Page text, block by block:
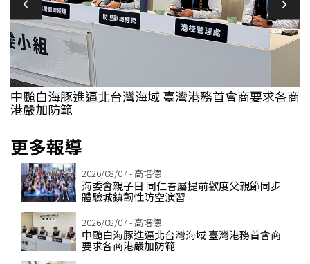
中颱白海豚進逼北台灣海域 臺灣港務首會商要求各商
港嚴加防範
更多報導
2026/08/07 - 高培德
海委會親子日 同仁眷屬提前歡度父親節同步
體驗城鎮韌性防空演習
2026/08/07 - 高培德
中颱白海豚進逼北台灣海域 臺灣港務首會商
要求各商港嚴加防範